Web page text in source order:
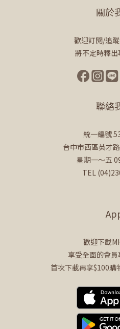
關於
歡迎訂閱/追
將不定時釋出
聯絡
統一編號
台中市西區英才
星期一～五
TEL
歡迎下載
享受全面的會
首次下載再享$100購